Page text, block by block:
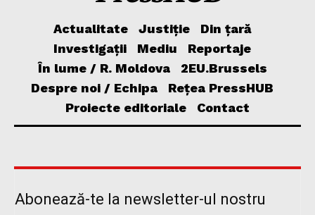
Actualitate Justiție
Din țară
Investigații
Mediu
Reportaje
În lume / R. Moldova
2EU.Brussels
Despre noi / Echipa
Rețea PressHUB
Proiecte editoriale
Contact
Abonează-te la newsletter-ul nostru